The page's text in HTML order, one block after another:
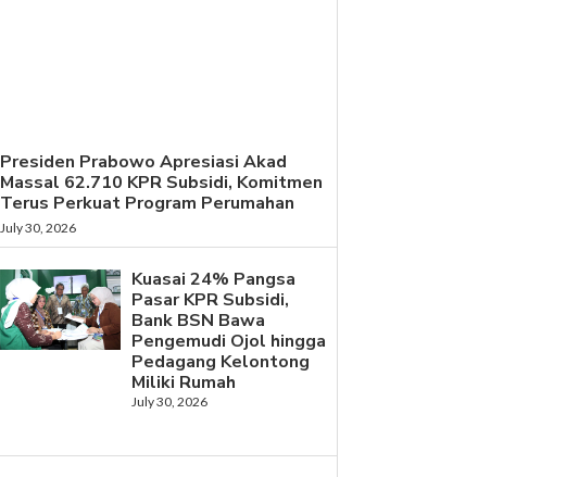
Presiden Prabowo Apresiasi Akad
Massal 62.710 KPR Subsidi, Komitmen
Terus Perkuat Program Perumahan
July 30, 2026
Kuasai 24% Pangsa
Pasar KPR Subsidi,
Bank BSN Bawa
Pengemudi Ojol hingga
Pedagang Kelontong
Miliki Rumah
July 30, 2026